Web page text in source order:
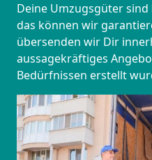
Deine Umzugsgüter sind
das können wir
übersenden wir Dir
aussagekräftiges
Bedürfnissen erstellt